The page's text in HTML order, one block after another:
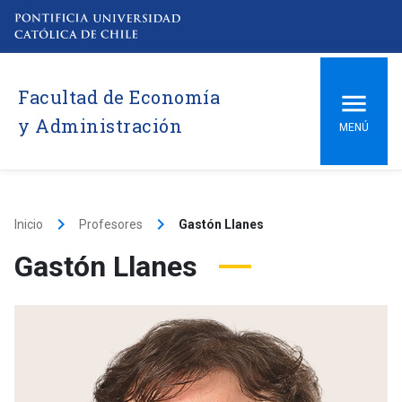
Facultad de Economía
y Administración
MENÚ
Inicio keyboard_arrow_right Profesores keyboard_arrow_right Gastón Llanes
Gastón Llanes